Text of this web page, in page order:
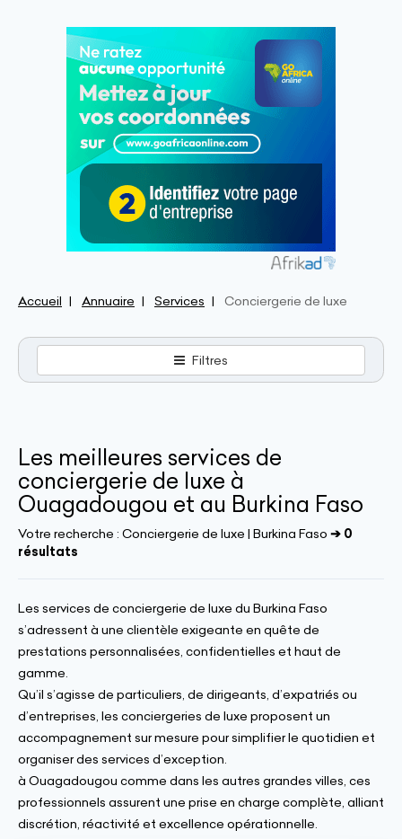
Accueil Annuaire Services Conciergerie de luxe
Filtres
Les meilleures services de
conciergerie de luxe à
Ouagadougou et au Burkina Faso
Votre recherche : Conciergerie de luxe | Burkina Faso ➔ 0
résultats
Les services de conciergerie de luxe du Burkina Faso
s’adressent à une clientèle exigeante en quête de
prestations personnalisées, confidentielles et haut de
gamme.
Qu’il s’agisse de particuliers, de dirigeants, d’expatriés ou
d’entreprises, les conciergeries de luxe proposent un
accompagnement sur mesure pour simplifier le quotidien et
organiser des services d’exception.
à Ouagadougou comme dans les autres grandes villes, ces
professionnels assurent une prise en charge complète, alliant
discrétion, réactivité et excellence opérationnelle.